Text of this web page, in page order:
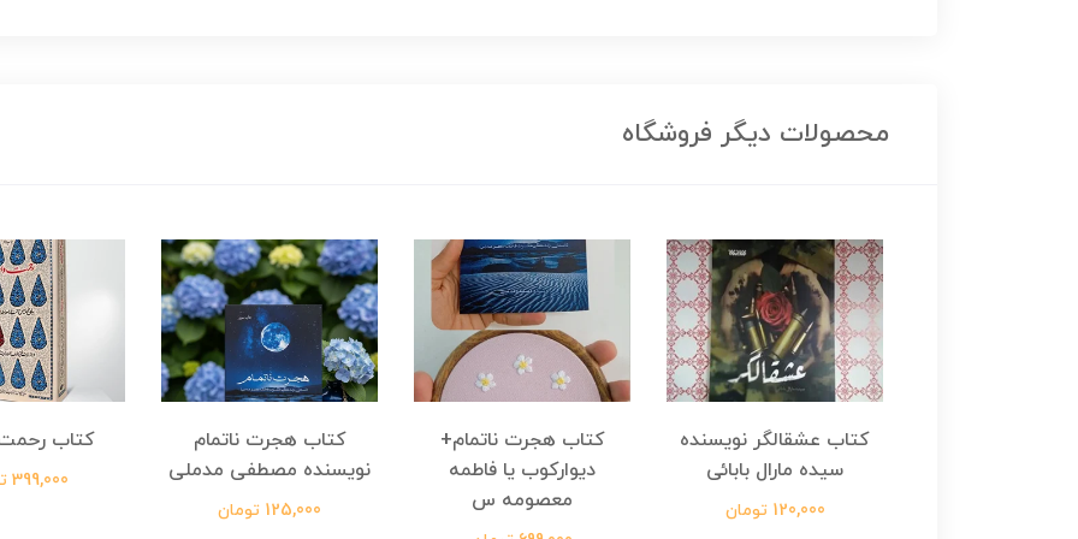
محصولات دیگر فروشگاه
کتاب عشقالگر نویسنده
سیده مارال بابائی
120,000 تومان
کتاب هجرت ناتمام+
دیوارکوب یا فاطمه
معصومه س
کتاب هجرت ناتمام
نویسنده مصطفی مدملی
125,000 تومان
کتاب
399,000 تومان